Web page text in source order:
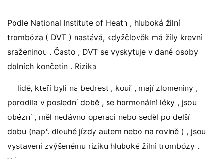
Podle National Institute of Heath , hluboká žilní
trombóza ( DVT ) nastává, kdyžčlověk má žíly krevní
sraženinou . Často , DVT se vyskytuje v dané osoby
dolních končetin . Rizika
lidé, kteří byli na bedrest , kouř , mají zlomeniny ,
porodila v poslední době , se hormonální léky , jsou
obézní , měl nedávno operaci nebo seděl po delší
dobu (např. dlouhé jízdy autem nebo na rovině ) , jsou
vystaveni zvýšenému riziku hluboké žilní trombózy .